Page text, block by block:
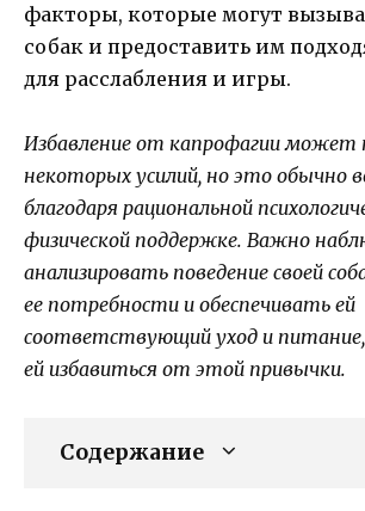
факторы, которые могут
собак и предоставить им
для расслабления и игры.
Избавление от капрофагии
некоторых усилий, но это обычно
благодаря рациональной
физической поддержке. Важно
анализировать поведение своей
ее потребности и обеспечивать ей
соответствующий уход и
ей избавиться от этой привычки.
Содержание